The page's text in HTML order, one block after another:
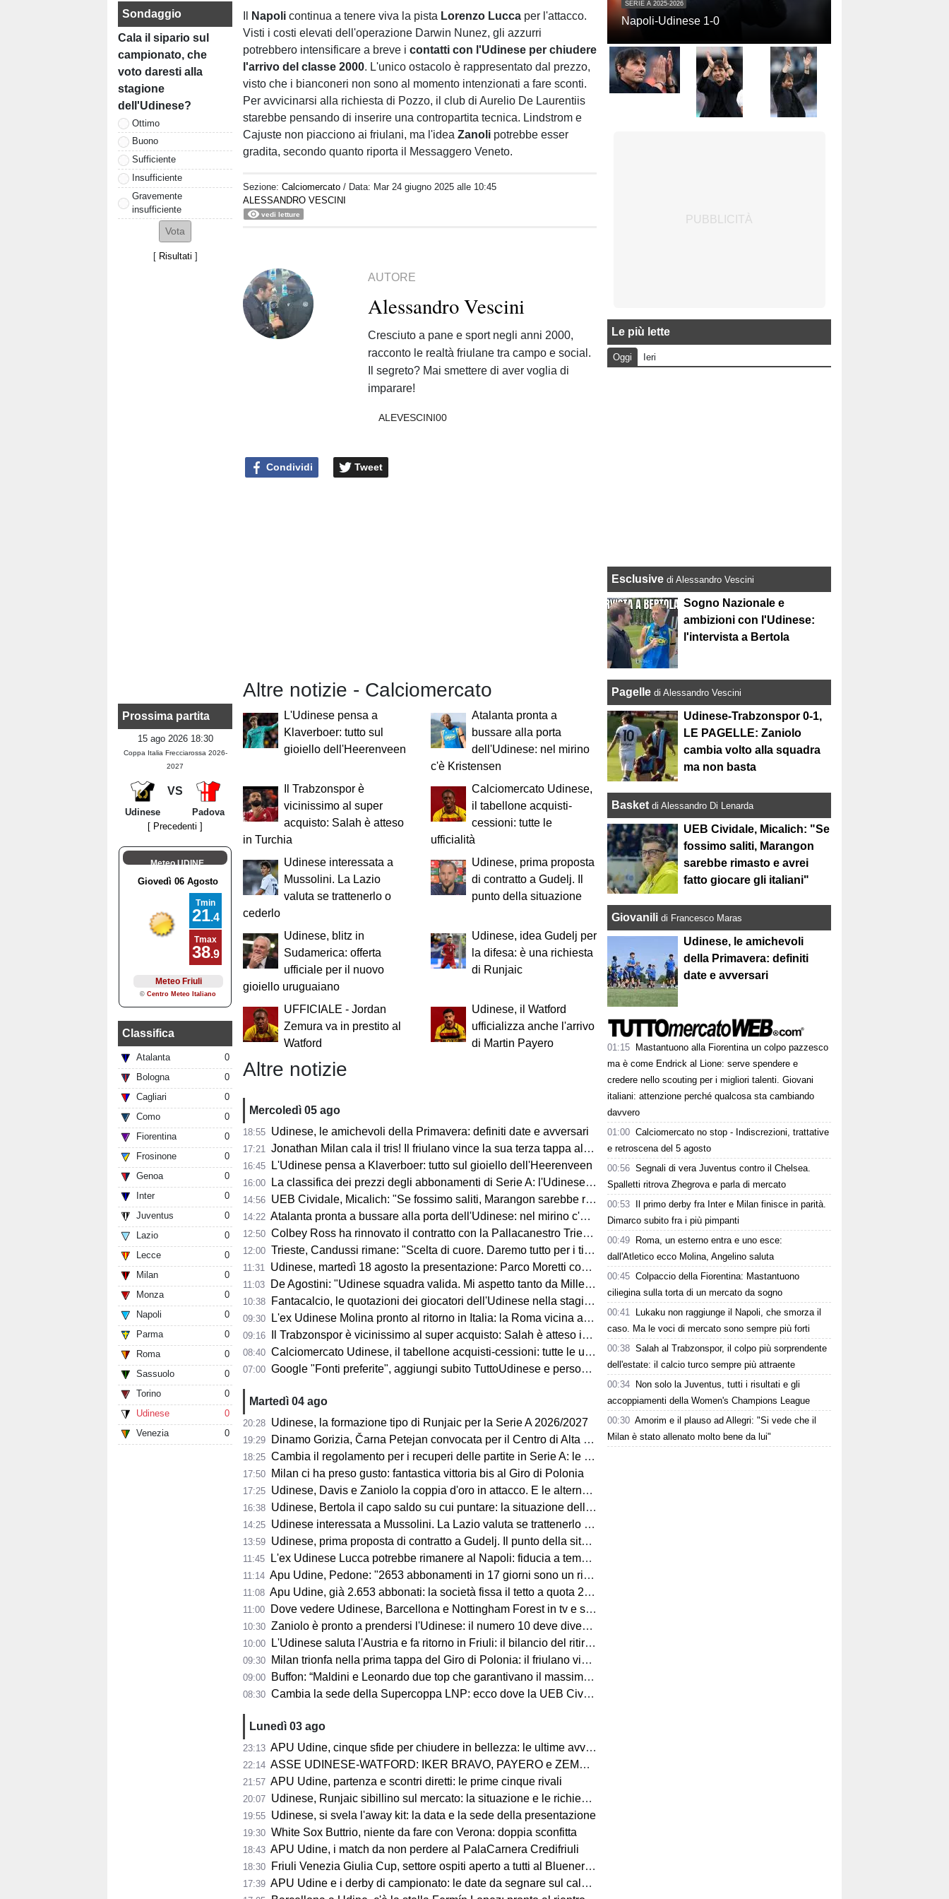
Sondaggio
Cala il sipario sul
campionato, che
voto daresti alla
stagione
dell'Udinese?
Ottimo
Buono
Sufficiente
Insufficiente
Gravemente
insufficiente
[ Risultati ]
Prossima partita
15 ago 2026 18:30
Coppa Italia Frecciarossa 2026-
2027
VS
Udinese
Padova
[ Precedenti ]
Meteo UDINE
Classifica
Atalanta
0
Bologna
0
Cagliari
0
Como
0
Fiorentina
0
Frosinone
0
Genoa
0
Inter
0
Juventus
0
Lazio
0
Lecce
0
Milan
0
Monza
0
Napoli
0
Parma
0
Roma
0
Sassuolo
0
Torino
0
Udinese
0
Venezia
0
Napolicontinua a tenere viva la pista Lorenzo Lucca per l'attacco.
Visti i costi elevati dell'operazione Darwin Nunez, gli azzurri
potrebbero intensificare a breve icontatti con l'Udinese per chiudere
l'arrivo del classe 2000. L'unico ostacolo è rappresentato dal prezzo,
visto che i bianconeri non sono al momento intenzionati a fare sconti.
Per avvicinarsi alla richiesta di Pozzo, il club di Aurelio De Laurentiis
starebbe pensando di inserire una contropartita tecnica. Lindstrom e
Cajuste non piacciono ai friulani, ma l'ideaZanoli potrebbe esser
gradita, secondo quanto riporta il Messaggero Veneto.
Sezione:Calciomercato / Data: Mar 24 giugno 2025 alle 10:45
ALESSANDRO VESCINI
vedi letture
AUTORE
Alessandro Vescini
Cresciuto a pane e sport negli anni 2000,
racconto le realtà friulane tra campo e social.
Il segreto? Mai smettere di aver voglia di
imparare!
ALEVESCINI00
Condividi Tweet
Altre notizie - Calciomercato
L'Udinese pensa a
Klaverboer: tutto sul
gioiello dell'Heerenveen
Atalanta pronta a
bussare alla porta
dell'Udinese: nel mirino
c'è Kristensen
Il Trabzonspor è
vicinissimo al super
acquisto: Salah è atteso
in Turchia
Calciomercato Udinese,
il tabellone acquisti-
cessioni: tutte le
ufficialità
Udinese interessata a
Mussolini. La Lazio
valuta se trattenerlo o
cederlo
Udinese, prima proposta
di contratto a Gudelj. Il
punto della situazione
Udinese, blitz in
Sudamerica: offerta
ufficiale per il nuovo
gioiello uruguaiano
Udinese, idea Gudelj per
la difesa: è una richiesta
di Runjaic
UFFICIALE - Jordan
Zemura va in prestito al
Watford
Udinese, il Watford
ufficializza anche l'arrivo
di Martin Payero
Altre notizie
Mercoledì 05 ago
18:55 Udinese, le amichevoli della Primavera: definiti date e avversari
17:21 Jonathan Milan cala il tris! Il friulano vince la sua terza tappa al Tour de Pologne
16:45 L'Udinese pensa a Klaverboer: tutto sul gioiello dell'Heerenveen
16:00 La classifica dei prezzi degli abbonamenti di Serie A: l'Udinese vanta un primato
14:56 UEB Cividale, Micalich: "Se fossimo saliti, Marangon sarebbe rimasto e avrei fatto giocare gli italiani"
14:22 Atalanta pronta a bussare alla porta dell'Udinese: nel mirino c'è Kristensen
12:50 Colbey Ross ha rinnovato il contratto con la Pallacanestro Trieste
12:00 Trieste, Candussi rimane: "Scelta di cuore. Daremo tutto per i tifosi"
11:31 Udinese, martedì 18 agosto la presentazione: Parco Moretti come location
11:03 De Agostini: "Udinese squadra valida. Mi aspetto tanto da Miller e Ekkelenkamp "
10:38 Fantacalcio, le quotazioni dei giocatori dell'Udinese nella stagione 2026/27
09:30 L'ex Udinese Molina pronto al ritorno in Italia: la Roma vicina all'acquisto
09:16 Il Trabzonspor è vicinissimo al super acquisto: Salah è atteso in Turchia
08:40 Calciomercato Udinese, il tabellone acquisti-cessioni: tutte le ufficialità
07:00 Google "Fonti preferite", aggiungi subito TuttoUdinese e personalizza le tue notizie
Martedì 04 ago
20:28 Udinese, la formazione tipo di Runjaic per la Serie A 2026/2027
19:29 Dinamo Gorizia, Čarna Petejan convocata per il Centro di Alta Specializzazione del Comitato Regionale Fvg
18:25 Cambia il regolamento per i recuperi delle partite in Serie A: le novità
17:50 Milan ci ha preso gusto: fantastica vittoria bis al Giro di Polonia
17:25 Udinese, Davis e Zaniolo la coppia d'oro in attacco. E le alternative?
16:38 Udinese, Bertola il capo saldo su cui puntare: la situazione della difesa
14:25 Udinese interessata a Mussolini. La Lazio valuta se trattenerlo o cederlo
13:59 Udinese, prima proposta di contratto a Gudelj. Il punto della situazione
11:45 L'ex Udinese Lucca potrebbe rimanere al Napoli: fiducia a tempo della società
11:14 Apu Udine, Pedone: "2653 abbonamenti in 17 giorni sono un risultato straordinario"
11:08 Apu Udine, già 2.653 abbonati: la società fissa il tetto a quota 2.800 per garantire posti anche ai tifosi non abbonati
11:00 Dove vedere Udinese, Barcellona e Nottingham Forest in tv e streaming | FVG Cup
10:30 Zaniolo è pronto a prendersi l'Udinese: il numero 10 deve diventare anche leader e trascinatore
10:00 L'Udinese saluta l'Austria e fa ritorno in Friuli: il bilancio del ritiro di Lienz
09:30 Milan trionfa nella prima tappa del Giro di Polonia: il friulano vince in volata
09:00 Buffon: “Maldini e Leonardo due top che garantivano il massimo, ma lo stesso discorso vale per Mancini e Ranieri”
08:30 Cambia la sede della Supercoppa LNP: ecco dove la UEB Cividale difenderà il titolo
Lunedì 03 ago
23:13 APU Udine, cinque sfide per chiudere in bellezza: le ultime avversarie
22:14 ASSE UDINESE-WATFORD: IKER BRAVO, PAYERO e ZEMURA è la triplice cessione direzione Londra
21:57 APU Udine, partenza e scontri diretti: le prime cinque rivali
20:07 Udinese, Runjaic sibillino sul mercato: la situazione e le richieste dell'allenatore
19:55 Udinese, si svela l'away kit: la data e la sede della presentazione
19:30 White Sox Buttrio, niente da fare con Verona: doppia sconfitta
18:43 APU Udine, i match da non perdere al PalaCarnera Credifriuli
18:30 Friuli Venezia Giulia Cup, settore ospiti aperto a tutti al Bluenergy Stadium
17:39 APU Udine e i derby di campionato: le date da segnare sul calendario
SERIE A 2025-2026
Napoli-Udinese 1-0
Le più lette
Oggi Ieri
Esclusive di Alessandro Vescini
Sogno Nazionale e
ambizioni con l'Udinese:
l'intervista a Bertola
Pagelle di Alessandro Vescini
Udinese-Trabzonspor 0-1,
LE PAGELLE: Zaniolo
cambia volto alla squadra
ma non basta
Basket di Alessandro Di Lenarda
UEB Cividale, Micalich: "Se
fossimo saliti, Marangon
sarebbe rimasto e avrei
fatto giocare gli italiani"
Giovanili di Francesco Maras
Udinese, le amichevoli
della Primavera: definiti
date e avversari
01:15
Mastantuono alla Fiorentina un colpo pazzesco
ma è come Endrick al Lione: serve spendere e
credere nello scouting per i migliori talenti. Giovani
italiani: attenzione perché qualcosa sta cambiando
davvero
01:00 Calciomercato no stop - Indiscrezioni, trattative
e retroscena del 5 agosto
00:56 Segnali di vera Juventus contro il Chelsea.
Spalletti ritrova Zhegrova e parla di mercato
00:53
Il primo derby fra Inter e Milan finisce in parità.
Dimarco subito fra i più pimpanti
00:49
Roma, un esterno entra e uno esce:
dall'Atletico ecco Molina, Angelino saluta
00:45 Colpaccio della Fiorentina: Mastantuono
ciliegina sulla torta di un mercato da sogno
00:41
Lukaku non raggiunge il Napoli, che smorza il
caso. Ma le voci di mercato sono sempre più forti
00:38 Salah al Trabzonspor, il colpo più sorprendente
dell'estate: il calcio turco sempre più attraente
00:34
Non solo la Juventus, tutti i risultati e gli
accoppiamenti della Women's Champions League
00:30 Amorim e il plauso ad Allegri: "Si vede che il
Milan è stato allenato molto bene da lui"